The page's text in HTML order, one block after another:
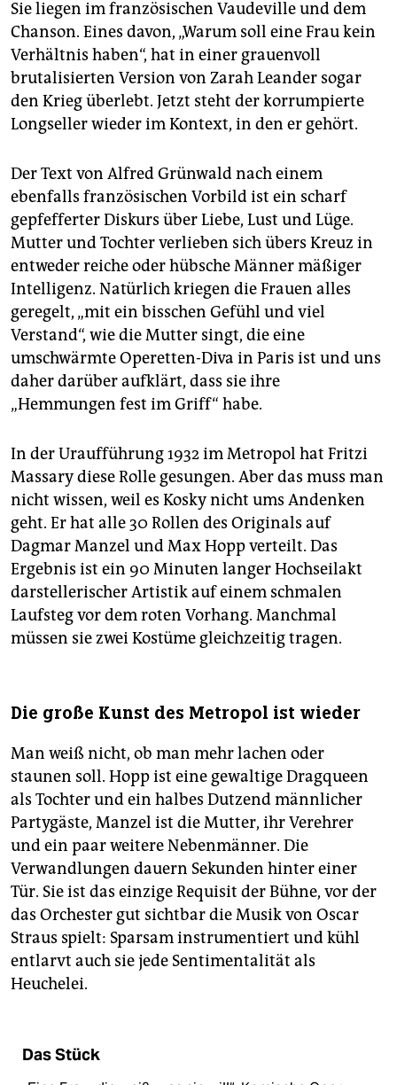
Sie liegen im französischen Vaudeville und dem
Chanson. Eines davon, „Warum soll eine Frau kein
Verhältnis haben“, hat in einer grauenvoll
brutalisierten Version von Zarah Leander sogar
den Krieg überlebt. Jetzt steht der korrumpierte
Longseller wieder im Kontext, in den er gehört.
Der Text von Alfred Grünwald nach einem
ebenfalls französischen Vorbild ist ein scharf
gepfefferter Diskurs über Liebe, Lust und Lüge.
Mutter und Tochter verlieben sich übers Kreuz in
entweder reiche oder hübsche Männer mäßiger
Intelligenz. Natürlich kriegen die Frauen alles
geregelt, „mit ein bisschen Gefühl und viel
Verstand“, wie die Mutter singt, die eine
umschwärmte Operetten-Diva in Paris ist und uns
daher darüber aufklärt, dass sie ihre
„Hemmungen fest im Griff“ habe.
In der Uraufführung 1932 im Metropol hat Fritzi
Massary diese Rolle gesungen. Aber das muss man
nicht wissen, weil es Kosky nicht ums Andenken
geht. Er hat alle 30 Rollen des Originals auf
Dagmar Manzel und Max Hopp verteilt. Das
Ergebnis ist ein 90 Minuten langer Hochseilakt
darstellerischer Artistik auf einem schmalen
Laufsteg vor dem roten Vorhang. Manchmal
müssen sie zwei Kostüme gleichzeitig tragen.
Die große Kunst des Metropol ist wieder
Man weiß nicht, ob man mehr lachen oder
staunen soll. Hopp ist eine gewaltige Dragqueen
als Tochter und ein halbes Dutzend männlicher
Partygäste, Manzel ist die Mutter, ihr Verehrer
und ein paar weitere Nebenmänner. Die
Verwandlungen dauern Sekunden hinter einer
Tür. Sie ist das einzige Requisit der Bühne, vor der
das Orchester gut sichtbar die Musik von Oscar
Straus spielt: Sparsam instrumentiert und kühl
entlarvt auch sie jede Sentimentalität als
Heuchelei.
Das Stück